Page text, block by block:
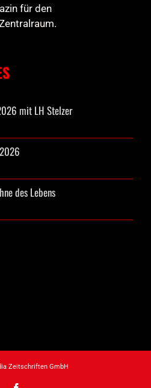
für den
mit LH Stelzer
des Lebens
Zeitschriften GmbH